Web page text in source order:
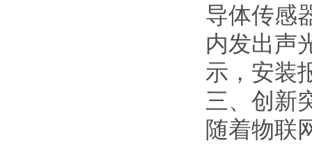
导体传感
内发出声
示，安装
三、创新
随着物联